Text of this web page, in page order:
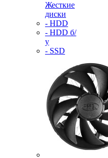
Жесткие
диски
- HDD
- HDD б/
у
- SSD